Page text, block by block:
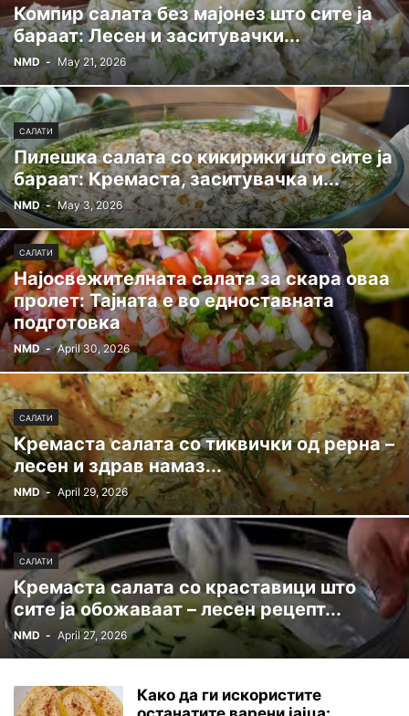
Компир салата без мајонез што сите ја
бараат: Лесен и заситувачки...
NMD - May 21, 2026
САЛАТИ
Пилешка салата со кикирики што сите ја
бараат: Кремаста, заситувачка и...
NMD - May 3, 2026
САЛАТИ
Најосвежителната салата за скара оваа
пролет: Тајната е во едноставната
подготовка
NMD - April 30, 2026
САЛАТИ
Кремаста салата со тиквички од рерна –
лесен и здрав намаз...
NMD - April 29, 2026
САЛАТИ
Кремаста салата со краставици што
сите ја обожаваат – лесен рецепт...
NMD - April 27, 2026
Како да ги искористите